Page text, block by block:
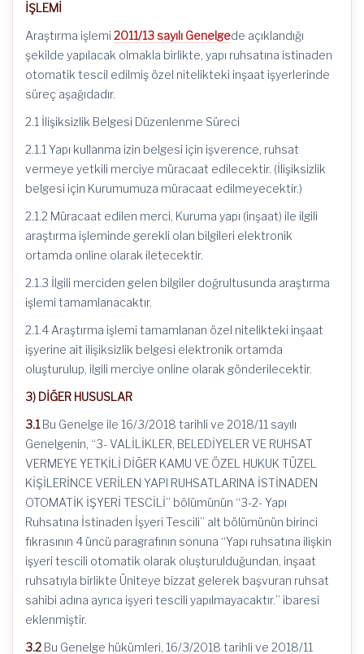
İŞLEMİ
Araştırma işlemi 2011/13 sayılı Genelgede açıklandığı
şekilde yapılacak olmakla birlikte, yapı ruhsatına istinaden
otomatik tescil edilmiş özel nitelikteki inşaat işyerlerinde
süreç aşağıdadır.
2.1 İlişiksizlik Belgesi Düzenlenme Süreci
2.1.1 Yapı kullanma izin belgesi için işverence, ruhsat
vermeye yetkili merciye müracaat edilecektir. (İlişiksizlik
belgesi için Kurumumuza müracaat edilmeyecektir.)
2.1.2 Müracaat edilen merci, Kuruma yapı (inşaat) ile ilgili
araştırma işleminde gerekli olan bilgileri elektronik
ortamda online olarak iletecektir.
2.1.3 İlgili merciden gelen bilgiler doğrultusunda araştırma
işlemi tamamlanacaktır.
2.1.4 Araştırma işlemi tamamlanan özel nitelikteki inşaat
işyerine ait ilişiksizlik belgesi elektronik ortamda
oluşturulup, ilgili merciye online olarak gönderilecektir.
3) DİĞER HUSUSLAR
3.1Bu Genelge ile 16/3/2018 tarihli ve 2018/11 sayılı
Genelgenin, “3- VALİLİKLER, BELEDİYELER VE RUHSAT
VERMEYE YETKİLİ DİĞER KAMU VE ÖZEL HUKUK TÜZEL
KİŞİLERİNCE VERİLEN YAPI RUHSATLARINA İSTİNADEN
OTOMATİK İŞYERİ TESCİLİ” bölümünün “3-2- Yapı
Ruhsatına İstinaden İşyeri Tescili” alt bölümünün birinci
fıkrasının 4 üncü paragrafının sonuna “Yapı ruhsatına ilişkin
işyeri tescili otomatik olarak oluşturulduğundan, inşaat
ruhsatıyla birlikte Üniteye bizzat gelerek başvuran ruhsat
sahibi adına ayrıca işyeri tescili yapılmayacaktır.” ibaresi
eklenmiştir.
3.2 Bu Genelge hükümleri, 16/3/2018 tarihli ve 2018/11